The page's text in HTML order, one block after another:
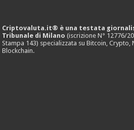
Criptovaluta.it® è una testata
Tribunale di Milano (iscrizione N° 12776/
Stampa 143) specializzata su Bitcoin, Crypto,
Blockchain.